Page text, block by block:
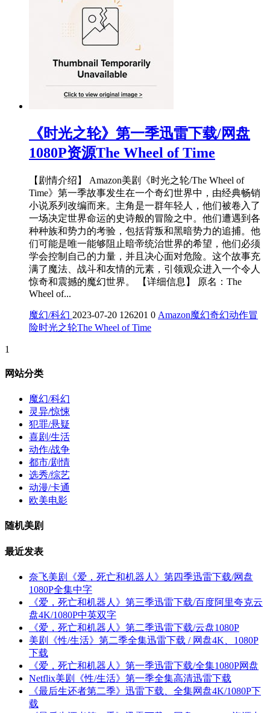
《时光之轮》第一季迅雷下载/网盘
1080P资源The Wheel of Time
【剧情介绍】 Amazon美剧《时光之轮/The Wheel of
Time》第一季故事发生在一个奇幻世界中，由经典畅销
小说系列改编而来。主角是一群年轻人，他们被卷入了
一场决定世界命运的史诗般的冒险之中。他们遭遇到各
种种族和势力的考验，包括背叛和黑暗势力的追捕。他
们可能是唯一能够阻止暗帝统治世界的希望，他们必须
学会控制自己的力量，并且决心面对危险。这个故事充
满了魔法、战斗和友情的元素，引领观众进入一个令人
惊奇和震撼的魔幻世界。 【详细信息】 原名：The
Wheel of...
魔幻/科幻 2023-07-20 126201 0 Amazon魔幻奇幻动作冒
险时光之轮The Wheel of Time
1
网站分类
魔幻/科幻
灵异/惊悚
犯罪/悬疑
喜剧/生活
动作/战争
都市/剧情
选秀/综艺
动漫/卡通
欧美电影
随机美剧
最近发表
奈飞美剧《爱，死亡和机器人》第四季迅雷下载/网盘
1080P全集中字
《爱，死亡和机器人》第三季迅雷下载/百度阿里夸克云
盘4K/1080P中英双字
《爱，死亡和机器人》第二季迅雷下载/云盘1080P
美剧《性/生活》第二季全集迅雷下载 / 网盘4K、1080P
下载
《爱，死亡和机器人》第一季迅雷下载/全集1080P网盘
Netflix美剧《性/生活》第一季全集高清迅雷下载
《最后生还者第二季》迅雷下载、全集网盘4K/1080P下
载